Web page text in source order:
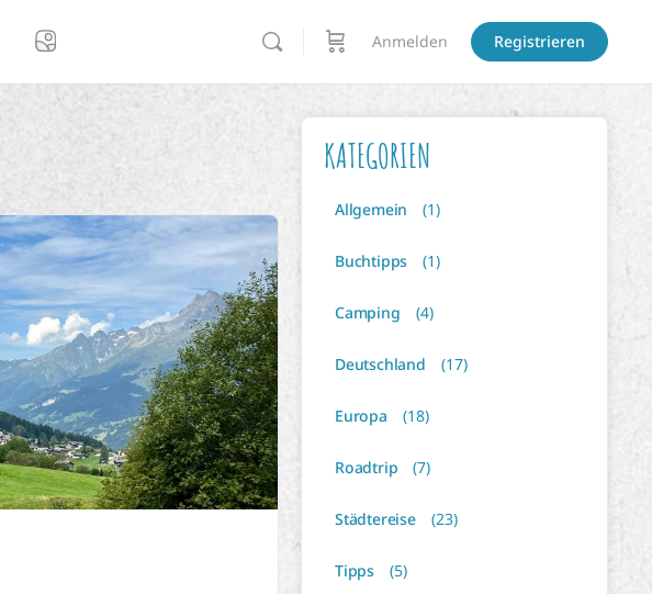
Anmelden Registrieren
KATEGORIEN
Allgemein (1)
Buchtipps (1)
Camping (4)
Deutschland (17)
Europa (18)
Roadtrip (7)
Städtereise (23)
Tipps (5)